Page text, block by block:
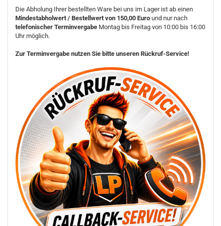
Die Abholung Ihrer bestellten Ware bei uns im Lager ist ab einen
Mindestabholwert / Bestellwert von 150,00 Euro und nur nach
telefonischer Terminvergabe Montag bis Freitag von 10:00 bis 16:00
Uhr möglich.
Zur Terminvergabe nutzen Sie bitte unseren Rückruf-Service!